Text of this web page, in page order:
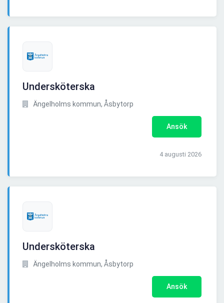
Undersköterska
Ängelholms kommun, Åsbytorp
Ansök
4 augusti 2026
Undersköterska
Ängelholms kommun, Åsbytorp
Ansök